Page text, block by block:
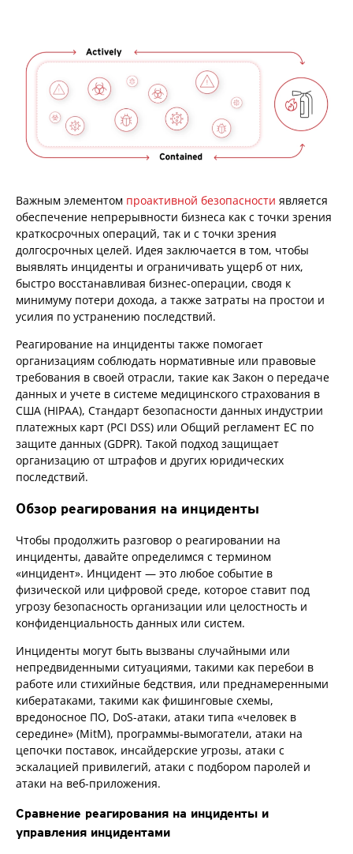
Важным элементом проактивной безопасности является
обеспечение непрерывности бизнеса как с точки зрения
краткосрочных операций, так и с точки зрения
долгосрочных целей. Идея заключается в том, чтобы
выявлять инциденты и ограничивать ущерб от них,
быстро восстанавливая бизнес-операции, сводя к
минимуму потери дохода, а также затраты на простои и
усилия по устранению последствий.
Реагирование на инциденты также помогает
организациям соблюдать нормативные или правовые
требования в своей отрасли, такие как Закон о передаче
данных и учете в системе медицинского страхования в
США (HIPAA), Стандарт безопасности данных индустрии
платежных карт (PCI DSS) или Общий регламент ЕС по
защите данных (GDPR). Такой подход защищает
организацию от штрафов и других юридических
последствий.
Обзор реагирования на инциденты
Чтобы продолжить разговор о реагировании на
инциденты, давайте определимся с термином
«инцидент». Инцидент — это любое событие в
физической или цифровой среде, которое ставит под
угрозу безопасность организации или целостность и
конфиденциальность данных или систем.
Инциденты могут быть вызваны случайными или
непредвиденными ситуациями, такими как перебои в
работе или стихийные бедствия, или преднамеренными
кибератаками, такими как фишинговые схемы,
вредоносное ПО, DoS-атаки, атаки типа «человек в
середине» (MitM), программы-вымогатели, атаки на
цепочки поставок, инсайдерские угрозы, атаки с
эскалацией привилегий, атаки с подбором паролей и
атаки на веб-приложения.
Сравнение реагирования на инциденты и
управления инцидентами